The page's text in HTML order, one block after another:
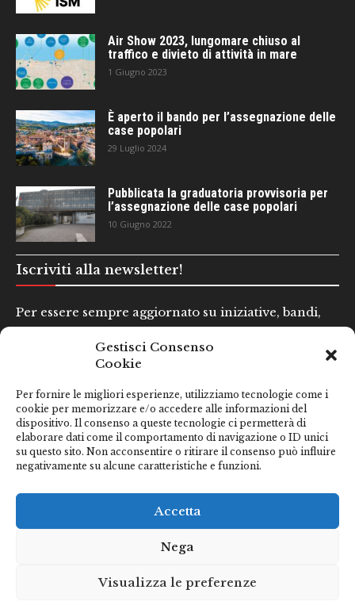
Gestisci Consenso
Cookie
Per fornire le migliori esperienze, utilizziamo tecnologie come i
cookie per memorizzare e/o accedere alle informazioni del
dispositivo. Il consenso a queste tecnologie ci permetterà di
elaborare dati come il comportamento di navigazione o ID unici
su questo sito. Non acconsentire o ritirare il consenso può influire
negativamente su alcune caratteristiche e funzioni.
Accetta
Nega
Visualizza le preferenze
Air Show 2023, lungomare chiuso al
traffico e divieto di attività in mare
1 Giugno 2023
È aperto il bando per l’assegnazione delle
case popolari
29 Luglio 2024
Pubblicata la graduatoria provvisoria per
l’assegnazione delle case popolari
10 Giugno 2022
Iscriviti alla newsletter!
Per essere sempre aggiornato su iniziative, bandi,
Email*